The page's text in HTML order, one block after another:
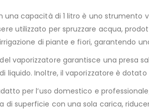
una capacità di 1 litro è uno strumento
utilizzato per spruzzare acqua,
di piante e fiori, garantendo
vaporizzatore garantisce una presa
liquido. Inoltre, il vaporizzatore è
per l’uso domestico e
di superficie con una sola carica,